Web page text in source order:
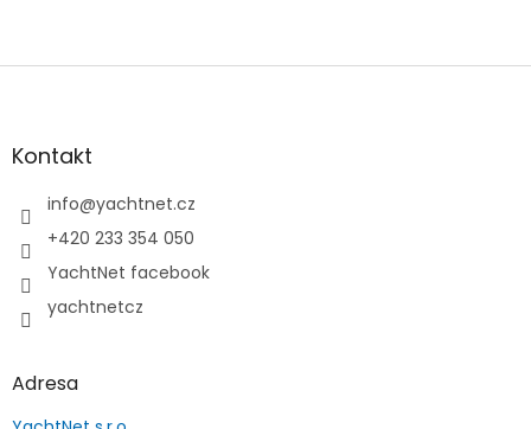
Z
aKontakt
info@yachtnet.cz
+420 233 354 050
YachtNet facebook
yachtnetcz
Adresa